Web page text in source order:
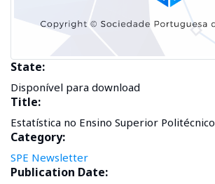
State:
Disponível para download
Title:
Estatística no Ensino Superior Politécnico
Category:
SPE Newsletter
Publication Date: